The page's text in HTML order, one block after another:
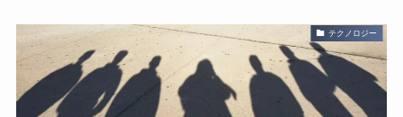
テクノロジー